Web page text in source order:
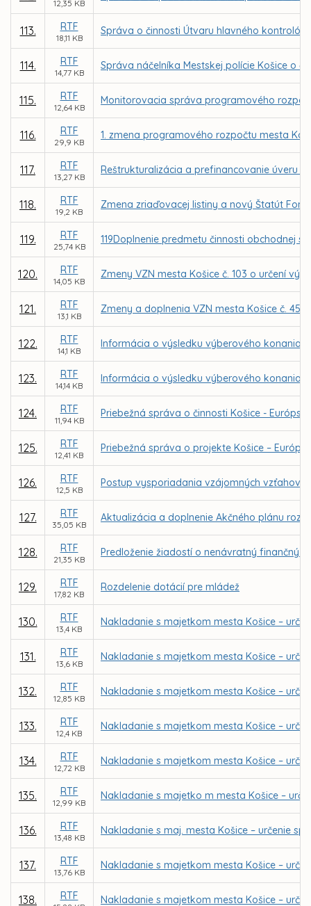
12,35 KB
113. RTF
18,11 KB
Správa o činnosti Útvaru hlavného kontrolóra
114. RTF
14,77 KB
Správa náčelníka Mestskej polície Košice o
115. RTF
12,64 KB
Monitorovacia správa programového
116. RTF
29,9 KB
1. zmena programového rozpočtu mesta
117. RTF
13,27 KB
Reštrukturalizácia a prefinancovanie úveru
118. RTF
19,2 KB
Zmena zriaďovacej listiny a nový Štatút
119. RTF
25,74 KB
119Doplnenie predmetu činnosti obchodnej
120. RTF
14,05 KB
Zmeny VZN mesta Košice č. 103 o určení
121. RTF
13,1 KB
Zmeny a doplnenia VZN mesta Košice č. 45
122. RTF
14,1 KB
Informácia o výsledku výberového konania
123. RTF
14,14 KB
Informácia o výsledku výberového konania
124. RTF
11,94 KB
Priebežná správa o činnosti Košice -
125. RTF
12,41 KB
Priebežná správa o projekte Košice –
126. RTF
12,5 KB
Postup vysporiadania vzájomných vzťahov
127. RTF
35,05 KB
Aktualizácia a doplnenie Akčného plánu
128. RTF
21,35 KB
Predloženie žiadostí o nenávratný finančný
129. RTF
17,82 KB
Rozdelenie dotácií pre mládež
130. RTF
13,4 KB
Nakladanie s majetkom mesta Košice –
131. RTF
13,6 KB
Nakladanie s majetkom mesta Košice –
132. RTF
12,85 KB
Nakladanie s majetkom mesta Košice –
133. RTF
12,4 KB
Nakladanie s majetkom mesta Košice –
134. RTF
12,72 KB
Nakladanie s majetkom mesta Košice –
135. RTF
12,99 KB
Nakladanie s majetko m mesta Košice –
136. RTF
13,48 KB
Nakladanie s maj. mesta Košice – určenie
137. RTF
13,76 KB
Nakladanie s majetkom mesta Košice –
138. RTF Nakladanie s majetkom mesta Košice –